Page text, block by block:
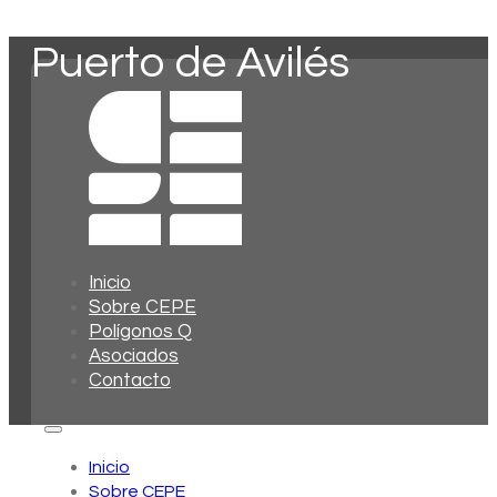
Inicio
Sobre CEPE
Polígonos Q
Asociados
Contacto
Inicio
Sobre CEPE
Puerto de Avilés